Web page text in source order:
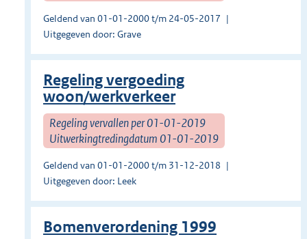
Geldend van 01-01-2000 t/m 24-05-2017
Uitgegeven door: Grave
Regeling vergoeding
woon/werkverkeer
Regeling vervallen per 01-01-2019
Uitwerkingtredingdatum 01-01-2019
Geldend van 01-01-2000 t/m 31-12-2018
Uitgegeven door: Leek
Bomenverordening 1999